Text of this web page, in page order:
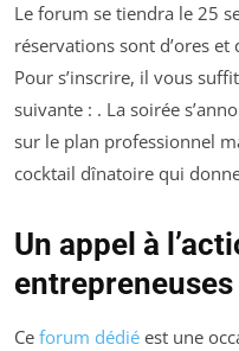
Le forum se tiendra le 25
réservations sont d’ores
Pour s’inscrire, il vous
suivante : . La soirée
sur le plan professionnel
cocktail dînatoire qui
Un appel à
entrepreneuses
Ce forum dédié est une